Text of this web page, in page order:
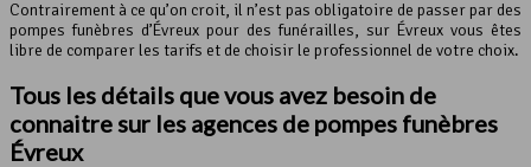
Contrairement à ce qu’on croit, il n’est pas obligatoire de passer par des
pompes funèbres d’Évreux pour des funérailles, sur Évreux vous êtes
libre de comparer les tarifs et de choisir le professionnel de votre choix.
Tous les détails que vous avez besoin de
connaitre sur les agences de pompes funèbres
Évreux